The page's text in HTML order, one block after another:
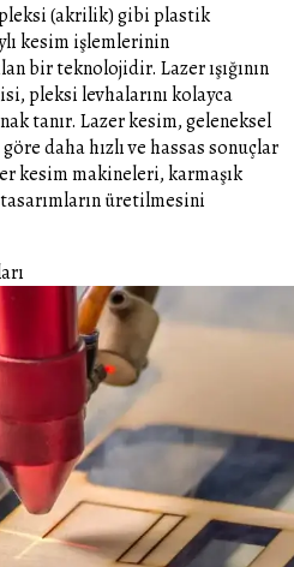
(akrilik) gibi plastik
kesim işlemlerinin
bir teknolojidir. Lazer ışığının
pleksi levhalarını kolayca
tanır. Lazer kesim, geleneksel
daha hızlı ve hassas sonuçlar
kesim makineleri, karmaşık
üretilmesini